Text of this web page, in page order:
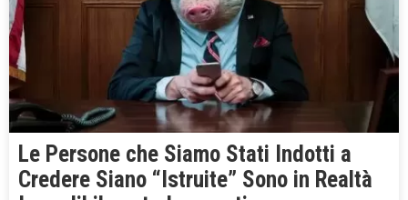
Le Persone che Siamo Stati Indotti a
Credere Siano “Istruite” Sono in Realtà